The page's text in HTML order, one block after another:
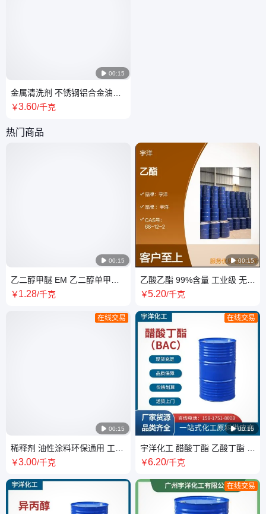
 00:15
金属清洗剂 不锈钢铝合金油污
清洗 压铸铝除油除垢除脱模剂
￥3.60/千克
热门商品
 00:15
乙二醇甲醚 EM 乙二醇单甲醚
99.5%高纯度 稀释剂
￥1.28/千克
 00:15
在线交易
稀释剂 油性涂料环保通用 工业
级 溶解力强 厂家直供 专业提供
￥3.00/千克
 00:15
乙酸乙酯 99%含量 工业级 无色
透明 塑料油漆用溶剂 醋酸乙酯
￥5.20/千克
 00:15
在线交易
宇洋化工 醋酸丁酯 乙酸丁酯 增
塑剂 胶粘印刷油墨添加剂厂家
￥6.20/千克
在线交易